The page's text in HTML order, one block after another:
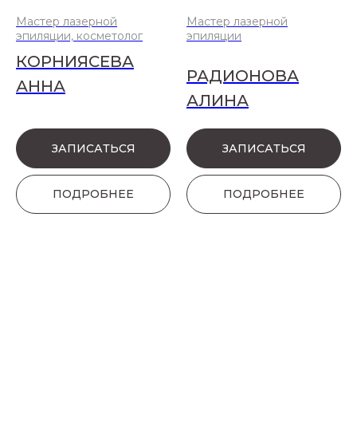
Мастер лазерной
эпиляции, косметолог
КОРНИЯСЕВА
АННА
ЗАПИСАТЬСЯ
ПОДРОБНЕЕ
Мастер лазерной
эпиляции
РАДИОНОВА
АЛИНА
ЗАПИСАТЬСЯ
ПОДРОБНЕЕ